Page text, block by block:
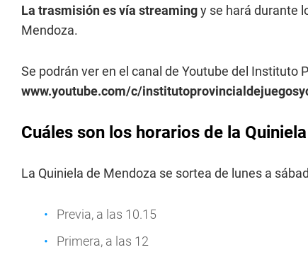
La trasmisión es vía streamingy se hará durante
Mendoza.
Se podrán ver en el canal de Youtube del Instituto
www.youtube.com/c/
Cuáles son los horarios de la
La Quiniela de Mendoza se sortea de lunes a
Previa, a las 10.15
Primera, a las 12